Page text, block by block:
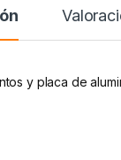
y placa de